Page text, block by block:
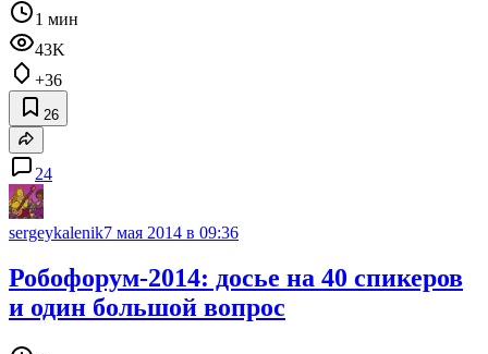
1 мин
43K
+36
26
24
sergeykalenik7 мая 2014 в 09:36
Робофорум-2014: досье на 40 спикеров
и один большой вопрос